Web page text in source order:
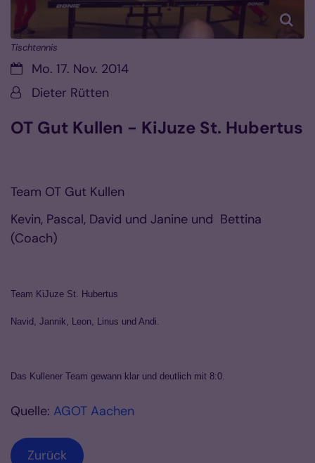
Tischtennis
Datum:Mo. 17. Nov. 2014
Von:Dieter Rütten
OT Gut Kullen - KiJuze St. Hubertus
Team OT Gut Kullen
Kevin, Pascal, David und Janine und Bettina
(Coach)
Team KiJuze St. Hubertus
Navid, Jannik, Leon, Linus und Andi.
Das Kullener Team gewann klar und deutlich mit 8:0.
Quelle: AGOT Aachen
Zurück